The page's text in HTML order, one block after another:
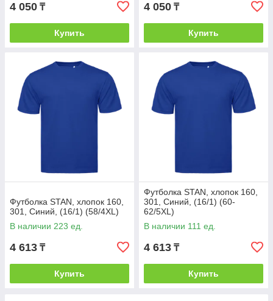
4 050 ₸
Купить
4 050 ₸
Купить
Футболка STAN, хлопок 160,
301, Синий, (16/1) (58/4XL)
В наличии 223 ед.
4 613 ₸
Купить
Футболка STAN, хлопок 160,
301, Синий, (16/1) (60-
62/5XL)
В наличии 111 ед.
4 613 ₸
Купить